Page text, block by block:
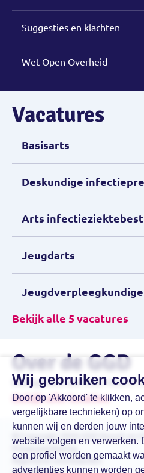
Wij gebruiken
Door op 'Akkoord' te klikken,
vergelijkbare technieken) op
kunnen wij en derden jouw
website volgen en verwerken.
een profiel worden gemaakt
advertenties kunnen worden
Suggesties en klachten
Wet Open Overheid
Vacatures
Basisarts
Deskundige
Arts
Jeugdarts
Jeugdverpleegkundige
Bekijk alle 5 vacatures
Over de GGD
Werkgebied van GGD Noord-
Bekijk alle locaties
© Copyright 2026 GGD Noord- en
Privacyverklaring
Algemene voorwaarden